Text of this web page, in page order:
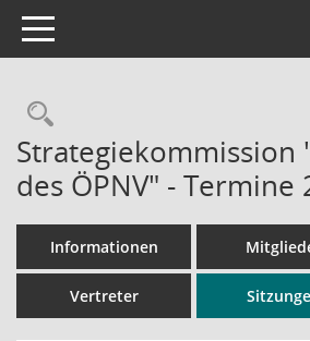
Toggle navigation
Rechercheauswahl
Strategiekommission
des ÖPNV" - Termine
Informationen
Vertreter